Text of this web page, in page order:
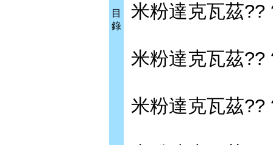
目
錄
米粉達克瓦茲??
米粉達克瓦茲??
米粉達克瓦茲??